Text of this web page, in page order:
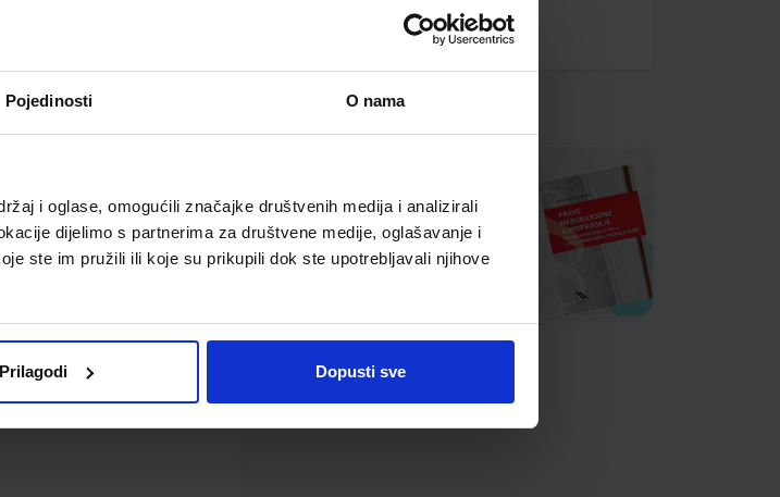
Pojedinosti O nama
i oglase, omogućili značajke društvenih medija i analizirali
dijelimo s partnerima za društvene medije, oglašavanje i
ste im pružili ili koje su prikupili dok ste upotrebljavali njihove
Prilagodi Dopusti sve
početno učenje